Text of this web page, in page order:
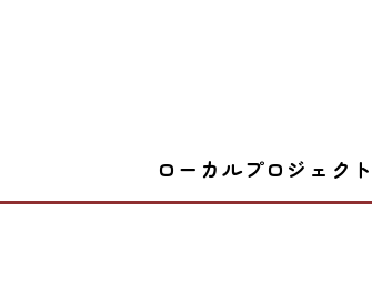
ローカルプロジェクト